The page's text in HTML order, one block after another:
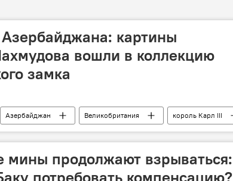
Азербайджана: картины
вошли в коллекцию
замка
Азербайджан Великобритания король Карл III
Эльнур Махмудов Диего Марадона
мины продолжают взрываться: